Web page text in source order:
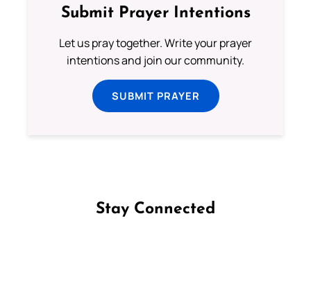
Submit Prayer Intentions
Let us pray together. Write your prayer
intentions and join our community.
SUBMIT PRAYER
Stay Connected